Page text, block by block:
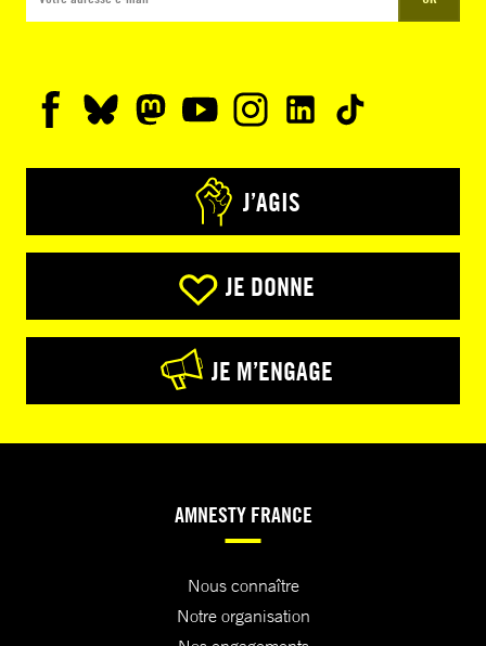
J’AGIS
JE DONNE
JE M’ENGAGE
AMNESTY FRANCE
Nous connaître
Notre organisation